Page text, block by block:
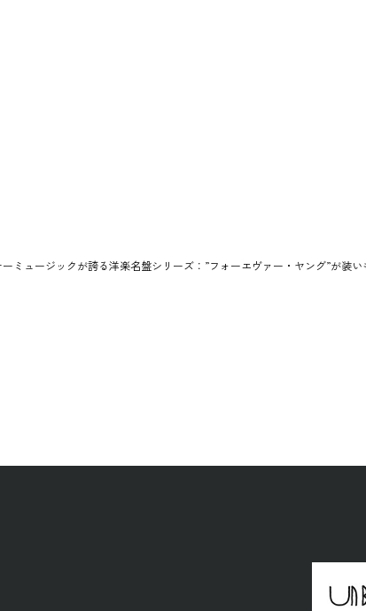
ミュージックが誇る洋楽名盤シリーズ：”フォーエヴァー・ヤング”が装い